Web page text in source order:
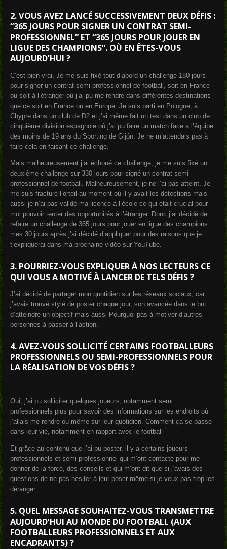
2. VOUS AVEZ LANCÉ SUCCESSIVEMENT DEUX DÉFIS :
“365 JOURS POUR SIGNER UN CONTRAT SEMI-
PROFESSIONNEL” ET “365 JOURS POUR JOUER EN
LIGUE DES CHAMPIONS”. OÙ EN ÊTES-VOUS
AUJOURD’HUI ?
C’est bien vrai, Je me suis fixé tout d’abord un challenge 180 jours
pour signer un contrat semi-professionnel de football, soit en France
ou soit à l’étranger où j’ai pu me rendre dans différentes destinations
que ce soit en France ou en Europe. Je suis parti en Pologne, à
Chypre dans un club de D2 et j’ai même fait un test dans un club de
cinquième division espagnole où j’ai pu faire un match face a l’équipe
des moins de 19 ans du Sporting de Gijón. Je ne m’attendais pas à
faire cela en faisant ce challenge.
Mais malheureusement j’ai échoué ce challenge, je me suis fixé un
deuxième challenge sur 330 jours pour signé un contrat semi-
professionnel de football. Malheureusement, je ne l’ai pas atteint, Je
me suis fracturé l’orteil au moment où il y avait les détections mais
aussi je n’ai pas validé ma licence à l’école ce qui était crucial pour
moi pouvoir tenter des opportunités à l’étranger. Donc j’ai décidé de
refaire un challenge de 365 jours pour jouer en ligue des champions
mes 30 jours après j’ai décidé d’appliquer pour des raisons que je
t’expliquerai dans ma prochaine vidéo sur YouTube.
3. POURRIEZ-VOUS EXPLIQUER À NOS LECTEURS CE
QUI VOUS A MOTIVÉ À LANCER DE TELS DÉFIS ?
J’ai décidé de partager mon quotidien sur les réseaux sociaux, car
j’avais trouvé stylé de poster chaque jour, son avancée dans le but
d’atteindre un objectif mais aussi Pourquoi pas à motiver d’autres
personnes à passer à l’action.
4.AVEZ-VOUS SOLLICITÉ CERTAINS FOOTBALLEURS
PROFESSIONNELS OU SEMI-PROFESSIONNELS POUR
LA RÉALISATION DE VOS DÉFIS ?
Oui, j’ai pu solliciter quelques joueurs, notamment semi
professionnels plus pour savoir des informations sur les endroits où
j’allais me rendre ou même sur leur quotidien. Comment ça se passe
dans leur vie, notamment en rapport avec le football
Et grâce au contenu que j’ai pu poster, il y a certains joueurs
professionnels et semi-professionnel qui m’ont contacté pour me
donner de la force, des conseils et qui m’ont dit que si j’avais des
questions de ne pas hésiter à leur poser même si je veux pas trop les
déranger.
5. QUEL MESSAGE SOUHAITEZ-VOUS TRANSMETTRE
AUJOURD’HUI AU MONDE DU FOOTBALL (AUX
FOOTBALLEURS PROFESSIONNELS ET AUX
ENCADRANTS) ?